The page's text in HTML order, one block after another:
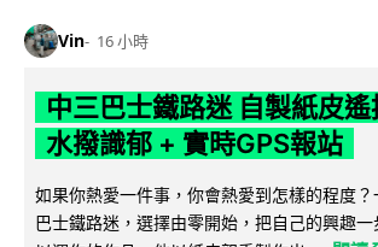
Vin 16 小時
中三巴士鐵路迷 自製紙皮遙
水撥識郁 + 實時GPS報站
如果你熱愛一件事，你會熱愛到怎樣的程度
巴士鐵路迷，選擇由零開始，把自己的興趣